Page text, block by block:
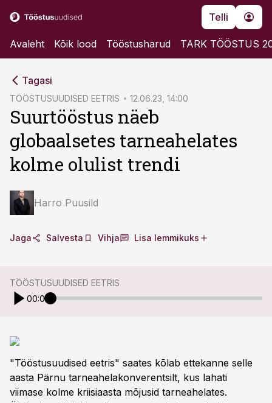
Telli
Avaleht Kõik lood Tööstusharud TARK TÖÖSTUS
Tagasi
TÖÖSTUSUUDISED EETRIS 12.06.23, 14:00
Suurtööstus näeb
globaalsetes tarneahelates
kolme olulist trendi
Harro Puusild
Jaga Salvesta Vihja Lisa lemmikuks
TÖÖSTUSUUDISED EETRIS
00:00
"Tööstusuudised eetris" saates kõlab ettekanne selle
aasta Pärnu tarneahelakonverentsilt, kus lahati
viimase kolme kriisiaasta mõjusid tarneahelates.